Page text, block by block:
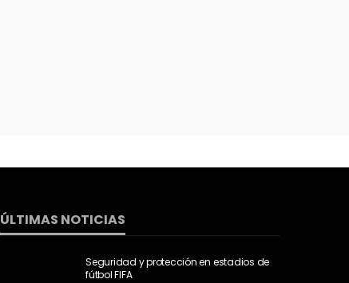
ÚLTIMAS NOTICIAS
Seguridad y protección en estadios de
fútbol FIFA